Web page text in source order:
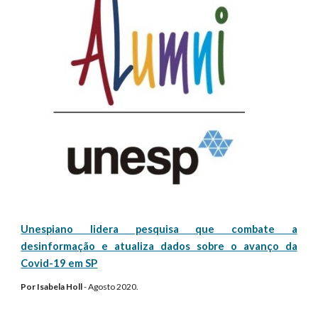
Unespiano lidera pesquisa que combate a
desinformação e atualiza dados sobre o avanço da
Covid-19 em SP
Por Isabela Holl-Agosto2020.